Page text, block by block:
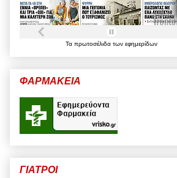
Τα πρωτοσέλιδα των εφημερίδων
ΦΑΡΜΑΚΕΙΑ
ΓΙΑΤΡΟΙ